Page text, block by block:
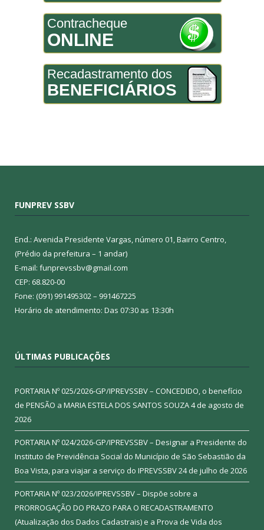
Contracheque
ONLINE
Recadastramento dos
BENEFICIÁRIOS
FUNPREV SSBV
End.: Avenida Presidente Vargas, número 01, Bairro Centro,
(Prédio da prefeitura – 1 andar)
E-mail: funprevssbv@gmail.com
CEP: 68.820-00
Fone: (091) 991495302 – 991467225
Horário de atendimento: Das 07:30 as 13:30h
ÚLTIMAS PUBLICAÇÕES
PORTARIA Nº 025/2026-GP/IPREVSSBV – CONCEDIDO, o benefício
de PENSÃO a MARIA ESTELA DOS SANTOS SOUZA4 de agosto de
2026
PORTARIA Nº 024/2026-GP/IPREVSSBV – Designar a Presidente do
Instituto de Previdência Social do Município de São Sebastião da
Boa Vista, para viajar a serviço do IPREVSSBV24 de julho de 2026
PORTARIA Nº 023/2026/IPREVSSBV – Dispõe sobre a
PRORROGAÇÃO DO PRAZO PARA O RECADASTRAMENTO
(Atualização dos Dados Cadastrais) e a Prova de Vida dos